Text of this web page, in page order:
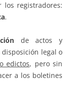
registradores:
.
de actos y
legal o
edictos, pero sin
a los boletines